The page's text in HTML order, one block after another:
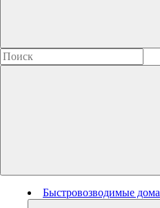
Быстровозводимые дома